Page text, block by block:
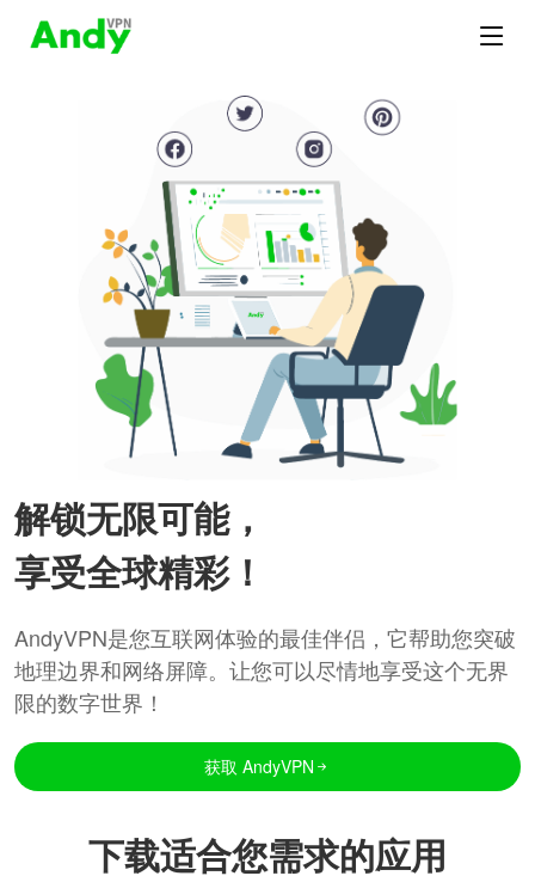
解锁无限可能，
享受全球精彩！
AndyVPN是您互联网体验的最佳伴侣，它帮助您突破
地理边界和网络屏障。让您可以尽情地享受这个无界
限的数字世界！
获取 AndyVPN
下载适合您需求的应用